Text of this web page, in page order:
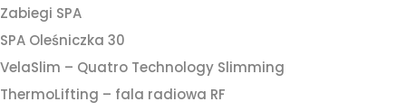
Zabiegi SPA
SPA Oleśniczka 30
VelaSlim – Quatro Technology Slimming
ThermoLifting – fala radiowa RF